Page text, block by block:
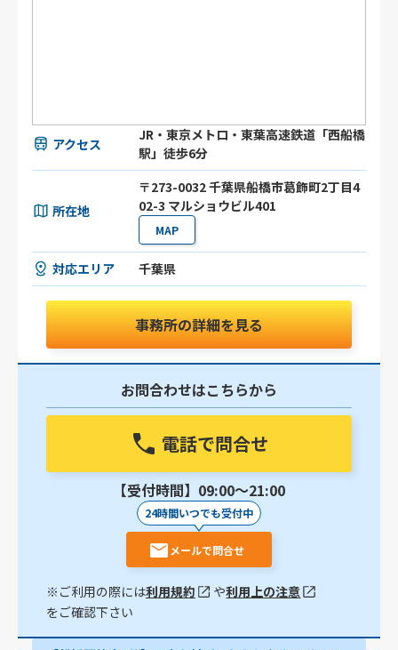
アクセス
JR・東京メトロ・東葉高速鉄道「西船橋
駅」徒歩6分
所在地
〒273-0032 千葉県船橋市葛飾町2丁目4
02-3 マルショウビル401
MAP
対応エリア 千葉県
事務所の詳細を見る
お問合わせはこちらから
電話で問合せ
【受付時間】09:00〜21:00
24時間いつでも受付中
メールで問合せ
※ご利用の際には利用規約 や利用上の注意
をご確認下さい